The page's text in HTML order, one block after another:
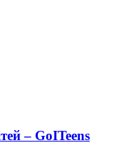
– GoITeens